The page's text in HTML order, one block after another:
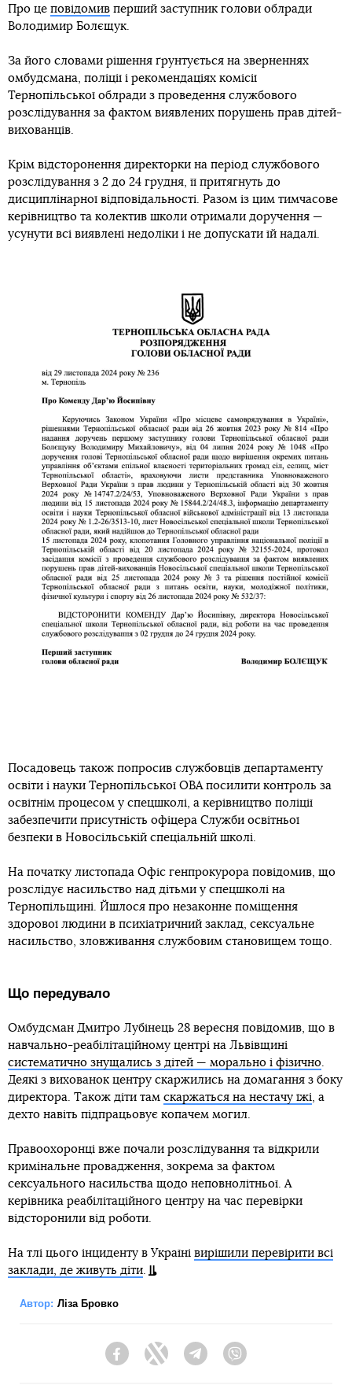
Про це повідомив перший заступник голови облради
Володимир Болєщук.
За його словами рішення ґрунтується на зверненнях
омбудсмана, поліції і рекомендаціях комісії
Тернопільської облради з проведення службового
розслідування за фактом виявлених порушень прав дітей-
вихованців.
Крім відсторонення директорки на період службового
розслідування з 2 до 24 грудня, її притягнуть до
дисциплінарної відповідальності. Разом із цим тимчасове
керівництво та колектив школи отримали доручення —
усунути всі виявлені недоліки і не допускати їй надалі.
Посадовець також попросив службовців департаменту
освіти і науки Тернопільської ОВА посилити контроль за
освітнім процесом у спецшколі, а керівництво поліції
забезпечити присутність офіцера Служби освітньої
безпеки в Новосільській спеціальній школі.
На початку листопада Офіс генпрокурора повідомив, що
розслідує насильство над дітьми у спецшколі на
Тернопільщині. Йшлося про незаконне поміщення
здорової людини в психіатричний заклад, сексуальне
насильство, зловживання службовим становищем тощо.
Що передувало
Омбудсман Дмитро Лубінець 28 вересня повідомив, що в
навчально-реабілітаційному центрі на Львівщині
систематично знущались з дітей — морально і фізично.
Деякі з вихованок центру скаржились на домагання з боку
директора. Також діти там скаржаться на нестачу їжі, а
дехто навіть підпрацьовує копачем могил.
Правоохоронці вже почали розслідування та відкрили
кримінальне провадження, зокрема за фактом
сексуального насильства щодо неповнолітньої. А
керівника реабілітаційного центру на час перевірки
відсторонили від роботи.
На тлі цього інциденту в Україні вирішили перевірити всі
заклади, де живуть діти.
Автор: Ліза Бровко
FacebookTwitter Telegram